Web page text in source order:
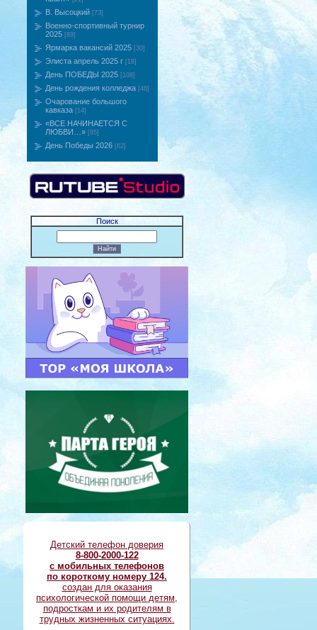
В. Высоцкий [73]
Военно-спортивный турнир
2025 [89]
Ярмарка вакансий 2025 [30]
Элиста апрель 2025 г [18]
День ПОБЕДЫ 2025 [108]
День рождения колледжа [46]
Очарование большого
кавказа [14]
«ВCE НАЧИНАЕТСЯ С
ЛЮБВИ…» [95]
День Победы 2026 [62]
Поиск
Детский телефон доверия
8-800-2000-122
с мобильных телефонов
по короткому номеру 124.
создан для оказания
психологической помощи детям,
подросткам и их родителям в
трудных жизненных ситуациях.